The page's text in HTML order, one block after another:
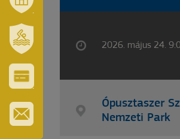
ÉS
TÉRSÉGÜNK
ERZSÉBET
GYÓGYFÜRDŐ
ÉS
TURISZTIKAI
KÁRTYA
2026. május 24.
Ópusztaszer
Nemzeti Park